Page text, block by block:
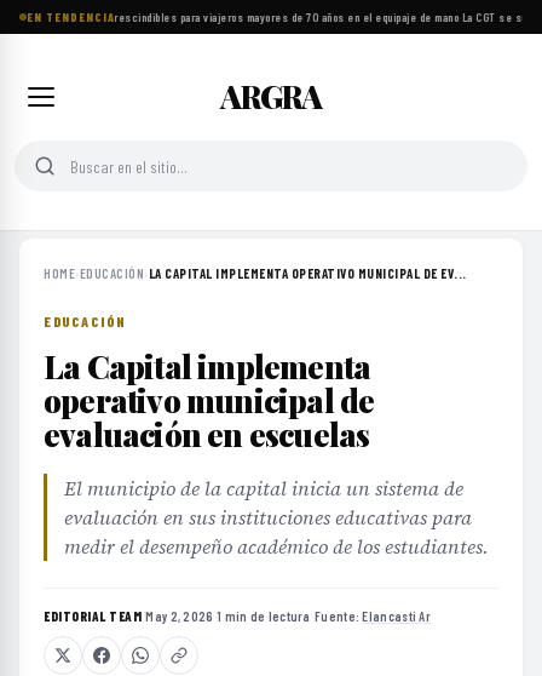
EN TENDENCIA
Ocho objetos imprescindibles para viajeros mayores de 70 años en el equipaje de mano·La CGT se
ARGRA
HOME›EDUCACIÓN› LA CAPITAL IMPLEMENTA OPERATIVO MUNICIPAL DE EV...
EDUCACIÓN
La Capital implementa
operativo municipal de
evaluación en escuelas
El municipio de la capital inicia un sistema de
evaluación en sus instituciones educativas para
medir el desempeño académico de los estudiantes.
EDITORIAL TEAM·May 2, 2026 ·1 min de lectura ·Fuente:Elancasti Ar